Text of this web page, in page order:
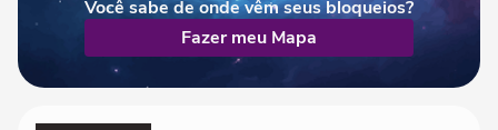
Você sabe de onde vêm seus bloqueios?
Fazer meu Mapa